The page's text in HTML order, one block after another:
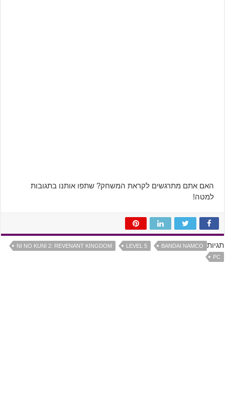
האם אתם מתרגשים לקראת המשחק? שתפו אותנו בתגובות
למטה!
תגיות BANDAI NAMCO
LEVEL 5
NI NO KUNI 2: REVENANT KINGDOM
PC